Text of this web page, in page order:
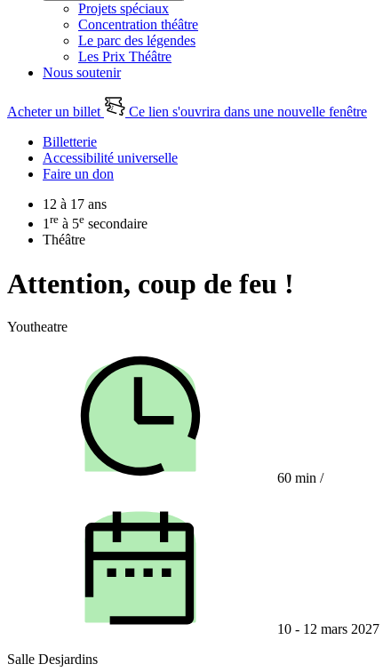
Projets spéciaux
Concentration théâtre
Le parc des légendes
Les Prix Théâtre
Nous soutenir
Acheter un billet
Ce lien s'ouvrira dans une nouvelle fenêtre
Billetterie
Accessibilité universelle
Faire un don
12 à 17 ans
1 re à 5e secondaire
Théâtre
Attention, coup de feu !
Youtheatre
60 min /
10 - 12 mars 2027
Salle Desjardins